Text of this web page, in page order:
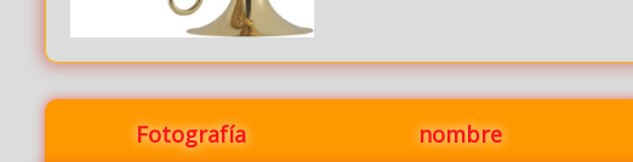
Fotografía nombre